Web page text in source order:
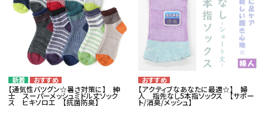
コンテンツ
品番でおまとめ注文
ご利用ガイド
プライバシーポリシー
【通気性バツグン☆暑さ対策に】 紳
士 スーパーメッシュミドル丈ソック
ス ヒキソロエ 【抗菌防臭】
【アクティブなあなたに最適☆】 婦
人 指先なし5本指ソックス 【サポー
ト/消臭/メッシュ】